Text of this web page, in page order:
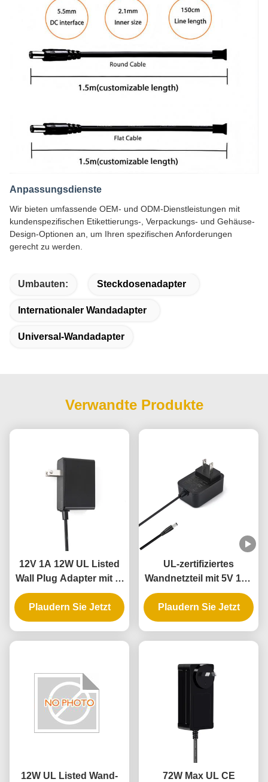
Anpassungsdienste
Wir bieten umfassende OEM- und ODM-Dienstleistungen mit
kundenspezifischen Etikettierungs-, Verpackungs- und Gehäuse-
Design-Optionen an, um Ihren spezifischen Anforderungen
gerecht zu werden.
Umbauten: Steckdosenadapter
Internationaler Wandadapter
Universal-Wandadapter
Verwandte Produkte
12V 1A 12W UL Listed
Wall Plug Adapter mit 3-
Jahres-Garantie und
mehrfachen Schutz
Plaudern Sie Jetzt
UL-zertifiziertes
Wandnetzteil mit 5V 12V
24V Ausgang und 12W
24W Leistung für
intelligentes Türschloss
Plaudern Sie Jetzt
12W UL Listed Wand-
72W Max UL CE